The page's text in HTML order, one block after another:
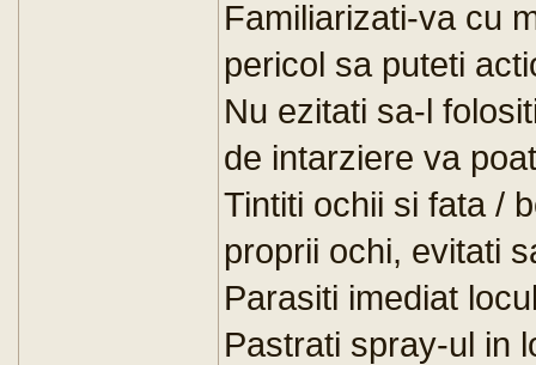
Familiarizati-va cu
pericol sa puteti
Nu ezitati sa-l
de intarziere va
Tintiti ochii si fata /
proprii ochi, evitati
Parasiti imediat
Pastrati spray-ul in